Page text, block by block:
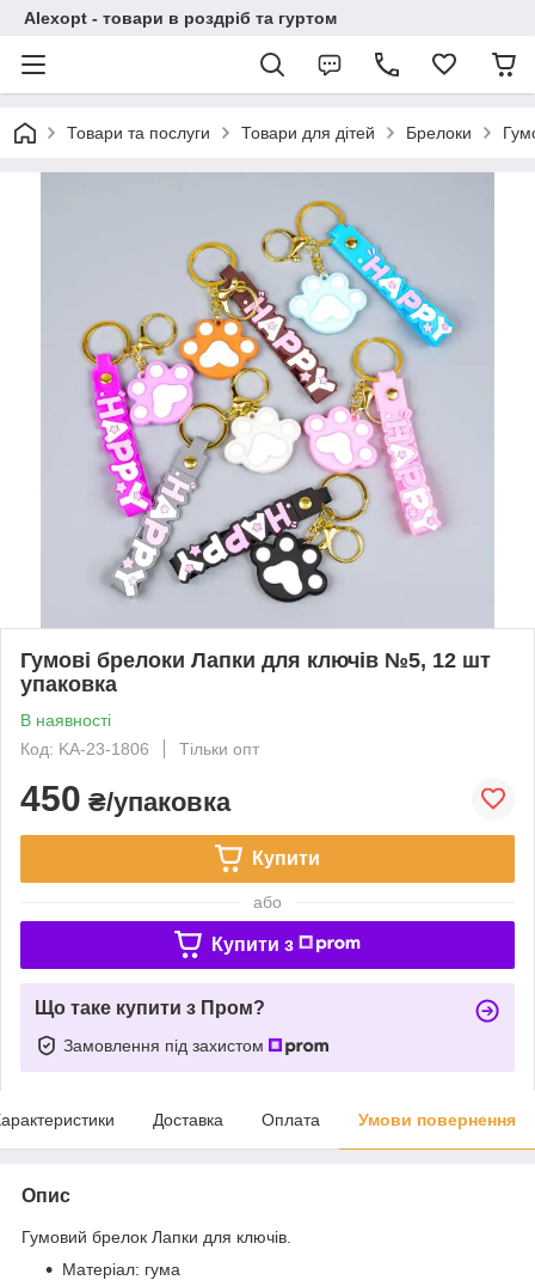
Alexopt - товари в роздріб та гуртом
Товари та послуги Товари для дітей Брелоки
Гумові брелоки Лапки для ключів №5, 12 шт
упаковка
В наявності
Код: KA-23-1806
Тільки опт
450 ₴/упаковка
Купити
або
Купити з
Що таке купити з Пром?
Замовлення під захистом
Доставка Оплата Умови повернення
Опис
Гумовий брелок Лапки для ключів.
Матеріал: гума